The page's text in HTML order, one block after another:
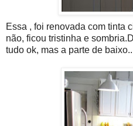
Essa , foi renovada com tinta
não, ficou tristinha e
tudo ok, mas a parte de